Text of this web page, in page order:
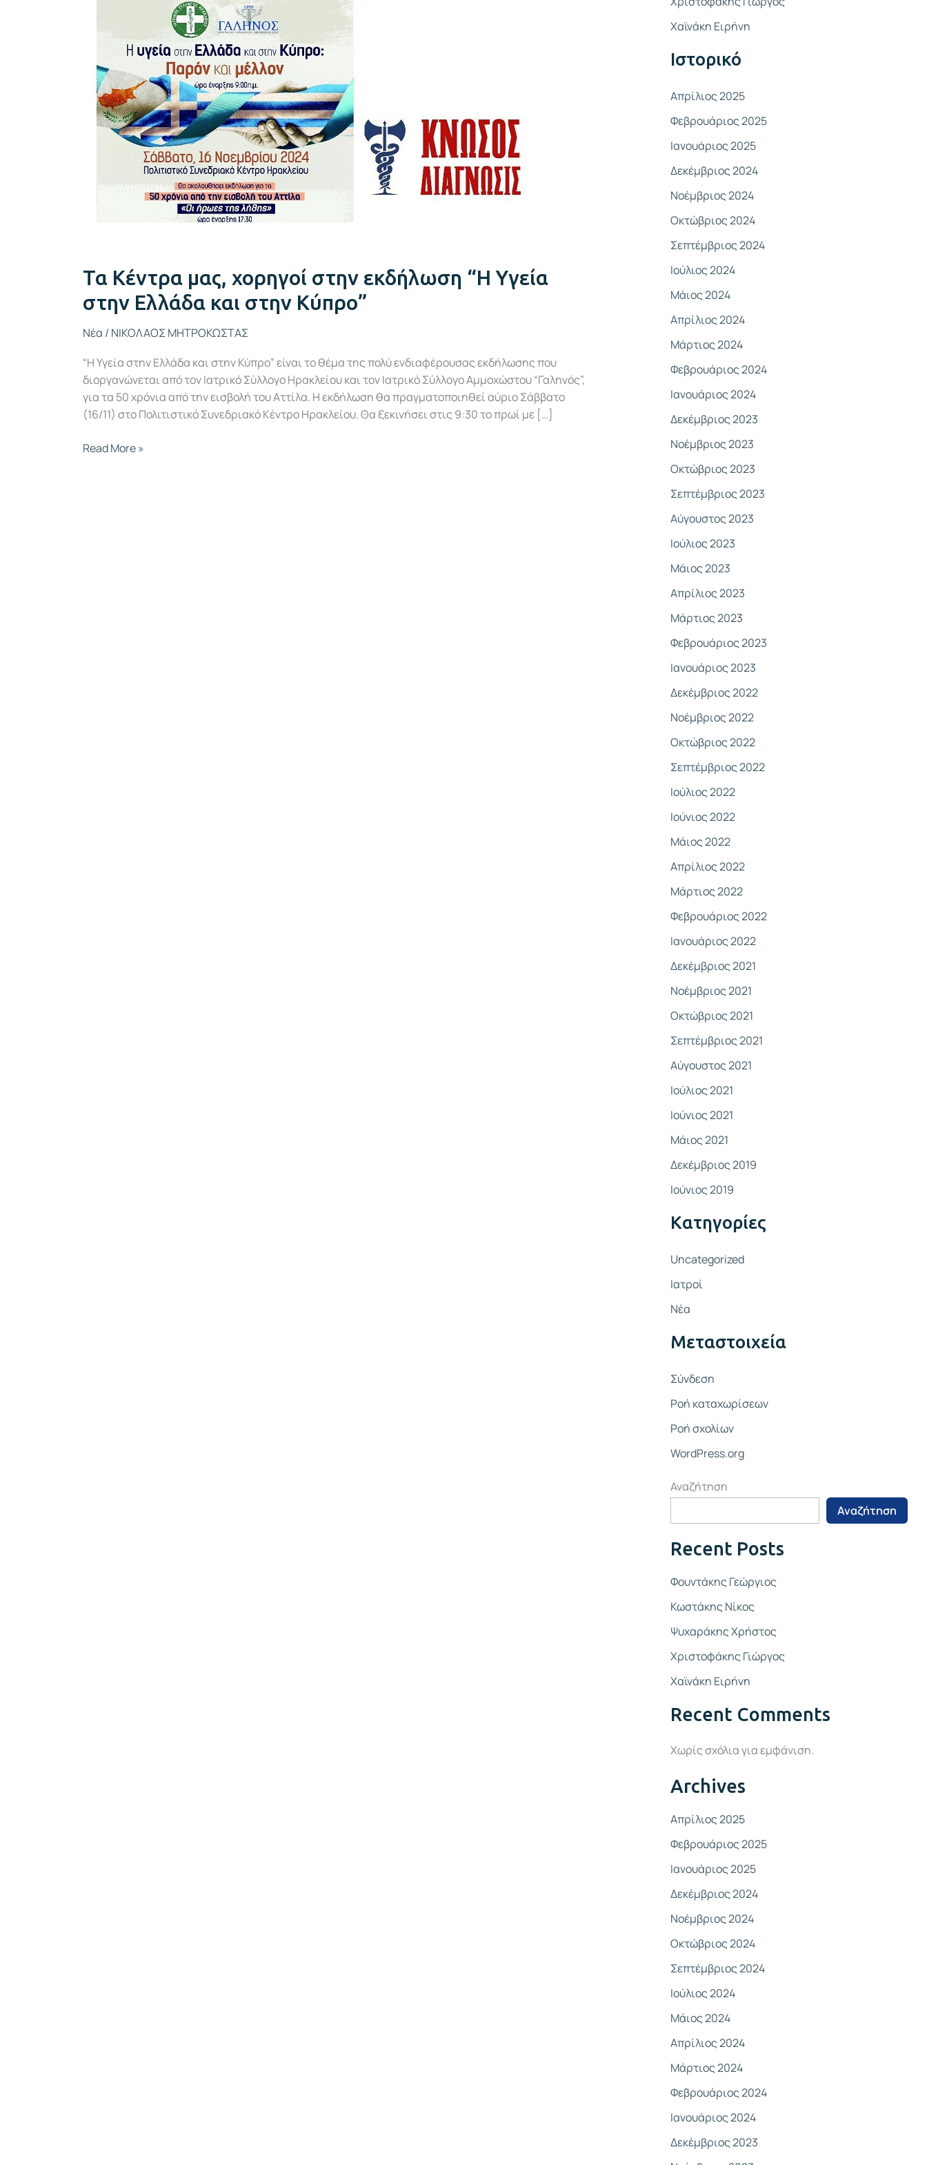
Τα Κέντρα μας, χορηγοί στην εκδήλωση “Η Υγεία
στην Ελλάδα και στην Κύπρο”
Νέα / ΝΙΚΟΛΑΟΣ ΜΗΤΡΟΚΩΣΤΑΣ
“Η Υγεία στην Ελλάδα και στην Κύπρο” είναι το θέμα της πολύ ενδιαφέρουσας εκδήλωσης που
διοργανώνεται από τον Ιατρικό Σύλλογο Ηρακλείου και τον Ιατρικό Σύλλογο Αμμοχώστου “Γαληνός”,
για τα 50 χρόνια από την εισβολή του Αττίλα. Η εκδήλωση θα πραγματοποιηθεί αύριο Σάββατο
(16/11) στο Πολιτιστικό Συνεδριακό Κέντρο Ηρακλείου. Θα ξεκινήσει στις 9:30 το πρωί με […]
εκδήλωση
Υγεία
στην
Ελλάδα
και
Read More »
σ
η
α
:
Χαϊνάκη Ειρήνη
Ιστορικό
Απρίλιος 2025
Φεβρουάριος 2025
Ιανουάριος 2025
Δεκέμβριος 2024
Νοέμβριος 2024
Οκτώβριος 2024
Σεπτέμβριος 2024
Ιούλιος 2024
Μάιος 2024
Απρίλιος 2024
Μάρτιος 2024
Φεβρουάριος 2024
Ιανουάριος 2024
Δεκέμβριος 2023
Νοέμβριος 2023
Οκτώβριος 2023
Σεπτέμβριος 2023
Αύγουστος 2023
Ιούλιος 2023
Μάιος 2023
Απρίλιος 2023
Μάρτιος 2023
Φεβρουάριος 2023
Ιανουάριος 2023
Δεκέμβριος 2022
Νοέμβριος 2022
Οκτώβριος 2022
Σεπτέμβριος 2022
Ιούλιος 2022
Ιούνιος 2022
Μάιος 2022
Απρίλιος 2022
Μάρτιος 2022
Φεβρουάριος 2022
Ιανουάριος 2022
Δεκέμβριος 2021
Νοέμβριος 2021
Οκτώβριος 2021
Σεπτέμβριος 2021
Αύγουστος 2021
Ιούλιος 2021
Ιούνιος 2021
Μάιος 2021
Δεκέμβριος 2019
Ιούνιος 2019
Kατηγορίες
Uncategorized
Ιατροί
Νέα
Μεταστοιχεία
Σύνδεση
Ροή καταχωρίσεων
Ροή σχολίων
WordPress.org
Αναζήτηση
Αναζήτηση
Recent Posts
Φουντάκης Γεώργιος
Κωστάκης Νίκος
Ψυχαράκης Χρήστος
Χριστοφάκης Γιώργος
Χαϊνάκη Ειρήνη
Recent Comments
Χωρίς σχόλια για εμφάνιση.
Archives
Απρίλιος 2025
Φεβρουάριος 2025
Ιανουάριος 2025
Δεκέμβριος 2024
Νοέμβριος 2024
Οκτώβριος 2024
Σεπτέμβριος 2024
Ιούλιος 2024
Μάιος 2024
Απρίλιος 2024
Μάρτιος 2024
Φεβρουάριος 2024
Ιανουάριος 2024
Δεκέμβριος 2023